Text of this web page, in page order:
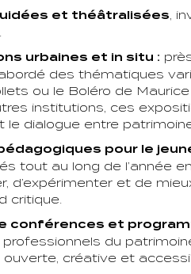
et théâtralisées,
urbaines et in situ :
des thématiques
ou le Boléro de
institutions, ces
le dialogue entre
pour le
tout au long de l’année
d’expérimenter et de
critique.
conférences et
du
ouverte, créative et